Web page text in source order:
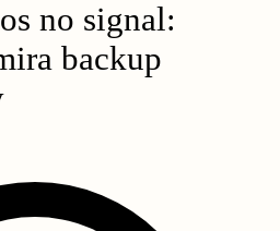
no signal:
backup